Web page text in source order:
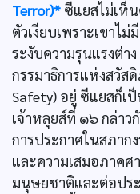
Terror)* ซีแยสไม่เห็
ตัวเงียบเพราะเขาไ
ระงับความรุนแรงต่า
กรรมาธิการแห่งสวัส
Safety) อยู่ ซีแยสก็เ
เจ้าหลุยส์ที่ ๑๖ กล่าว
การประกาศในสภาก
และความเสมอภาคศ
มนุษยชาติและต่อปร